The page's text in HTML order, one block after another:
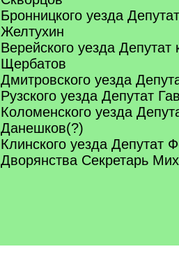
Бронницкого уезда
Желтухин
Верейского уезда Депутат
Щербатов
Дмитровского уезда
Рузского уезда Депутат
Коломенского уезда
Данешков(?)
Клинского уезда Депутат
Дворянства Секретарь